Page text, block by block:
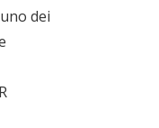
dei